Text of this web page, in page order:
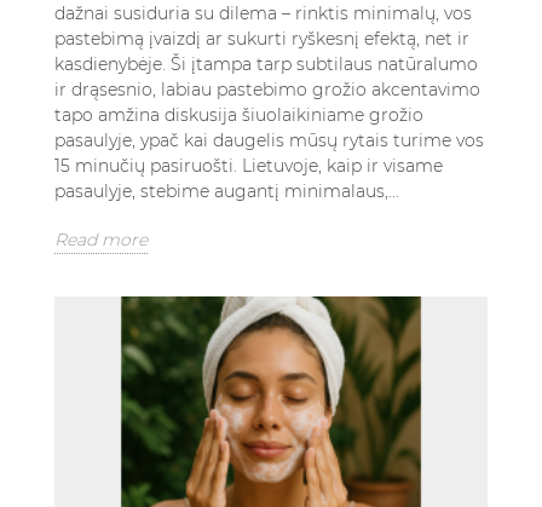
dažnai susiduria su dilema – rinktis minimalų, vos
pastebimą įvaizdį ar sukurti ryškesnį efektą, net ir
kasdienybėje. Ši įtampa tarp subtilaus natūralumo
ir drąsesnio, labiau pastebimo grožio akcentavimo
tapo amžina diskusija šiuolaikiniame grožio
pasaulyje, ypač kai daugelis mūsų rytais turime vos
15 minučių pasiruošti. Lietuvoje, kaip ir visame
pasaulyje, stebime augantį minimalaus,...
Read more